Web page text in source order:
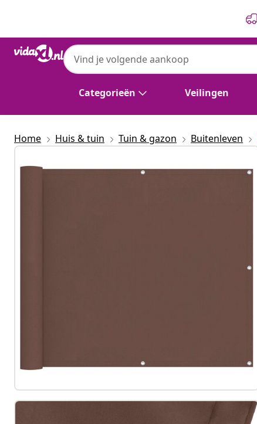
Categorieën Veilingen
vidaXL
Home Huis & tuin Tuin & gazon Buitenleven